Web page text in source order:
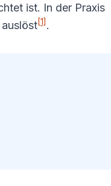
ist. In der Praxis
[1] .